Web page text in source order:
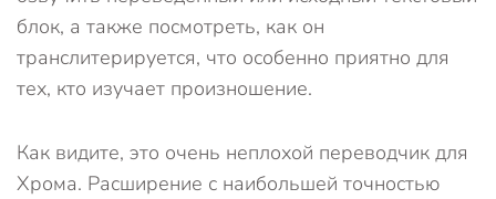
блок, а также посмотреть, как он
транслитерируется, что особенно приятно для
тех, кто изучает произношение.
Как видите, это очень неплохой переводчик для
Хрома. Расширение с наибольшей точностью